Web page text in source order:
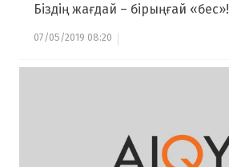
Біздің жағдай – бірыңғай «бес»!
07/05/2019 08:20